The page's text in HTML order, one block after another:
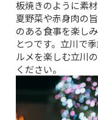
板焼きのように素
夏野菜や赤身肉の
のある食事を楽し
とつです。立川で
ルメを楽しむ立川
ください。